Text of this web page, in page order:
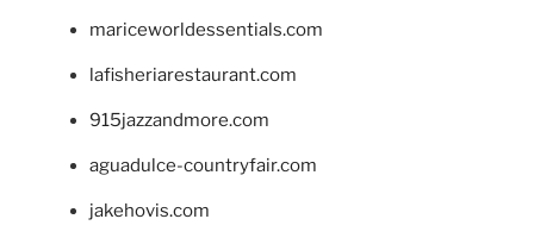
mariceworldessentials.com
lafisheriarestaurant.com
915jazzandmore.com
aguadulce-countryfair.com
jakehovis.com